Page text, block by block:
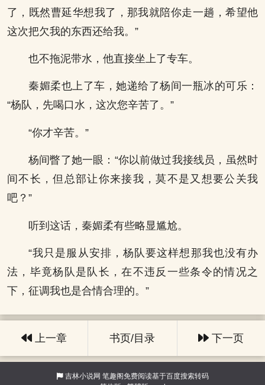
了，既然曹延华想我了，那我就陪你走一趟，希望他
这次把欠我的东西还给我。”
也不拖泥带水，他直接坐上了专车。
秦媚柔也上了车，她递给了杨间一瓶冰的可乐：
“杨队，先喝口水，这次您辛苦了。”
“你才辛苦。”
杨间瞥了她一眼：“你以前做过我接线员，虽然时
间不长，但总部让你来接我，莫不是又想要公关我
吧？”
听到这话，秦媚柔有些略显尴尬。
“我只是服从安排，杨队要这样想那我也没有办
法，毕竟杨队是队长，在不违反一些条令的情况之
下，征调我也是合情合理的。”
上一章 书页/目录 下一页
吉林小说网 笔趣阁免费阅读基于百度搜索转码